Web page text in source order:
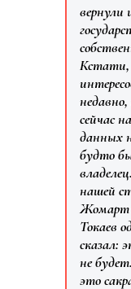
вернули
сейчас
данных
будто
нашей
Жомарт
Токаев
сказал:
не
это